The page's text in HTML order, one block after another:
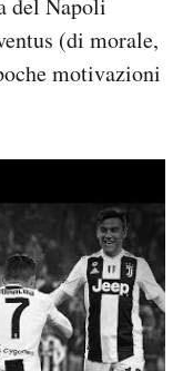
del Napoli
(di morale,
motivazioni